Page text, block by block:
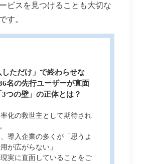
ビスを見つけることも大切な
す。
しただけ」で終わらせな
名の先行ユーザーが直面
3つの壁」の正体とは？
化の救世主として期待され
導入企業の多くが「思うよ
が広がらない」
実に直面していることをご